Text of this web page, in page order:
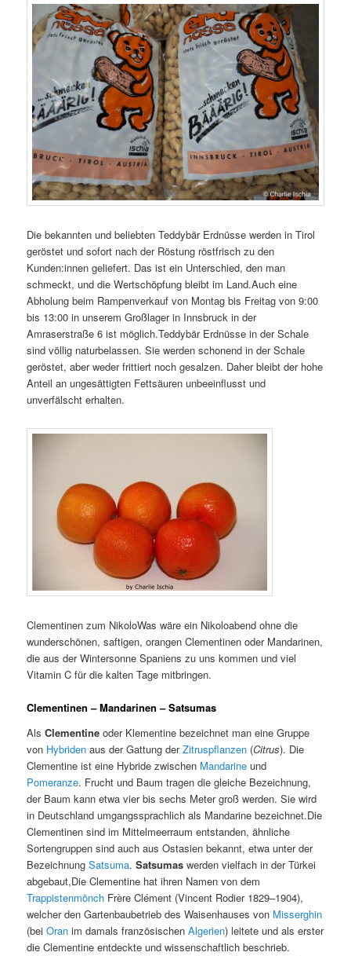
Die bekannten und beliebten Teddybär Erdnüsse werden in Tirol
geröstet und sofort nach der Röstung röstfrisch zu den
Kunden:innen geliefert. Das ist ein Unterschied, den man
schmeckt, und die Wertschöpfung bleibt im Land.Auch eine
Abholung beim Rampenverkauf von Montag bis Freitag von 9:00
bis 13:00 in unserem Großlager in Innsbruck in der
Amraserstraße 6 ist möglich.Teddybär Erdnüsse in der Schale
sind völlig naturbelassen. Sie werden schonend in der Schale
geröstet, aber weder frittiert noch gesalzen. Daher bleibt der hohe
Anteil an ungesättigten Fettsäuren unbeeinflusst und
unverfälscht erhalten.
Clementinen zum NikoloWas wäre ein Nikoloabend ohne die
wunderschönen, saftigen, orangen Clementinen oder Mandarinen,
die aus der Wintersonne Spaniens zu uns kommen und viel
Vitamin C für die kalten Tage mitbringen.
Clementinen – Mandarinen – Satsumas
AlsClementine oder Klementine bezeichnet man eine Gruppe
von Hybriden aus der Gattung derZitruspflanzen (Citrus). Die
Clementine ist eine Hybride zwischen Mandarine und
Pomeranze. Frucht und Baum tragen die gleiche Bezeichnung,
der Baum kann etwa vier bis sechs Meter groß werden. Sie wird
in Deutschland umgangssprachlich als Mandarine bezeichnet.Die
Clementinen sind im Mittelmeerraum entstanden, ähnliche
Sortengruppen sind auch aus Ostasien bekannt, etwa unter der
BezeichnungSatsuma.Satsumas werden vielfach in der Türkei
abgebaut,Die Clementine hat ihren Namen von dem
Trappistenmönch Frère Clément (Vincent Rodier 1829–1904),
welcher den Gartenbaubetrieb des Waisenhauses von Misserghin
(beiOran im damals französischenAlgerien) leitete und als erster
die Clementine entdeckte und wissenschaftlich beschrieb.